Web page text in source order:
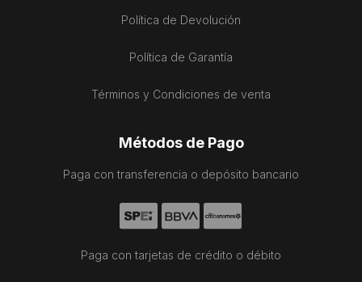
Política de Devolución
Política de Garantía
Términos y Condiciones de venta
Métodos de Pago
Paga con transferencia o depósito bancario
Paga con tarjetas de crédito o débito